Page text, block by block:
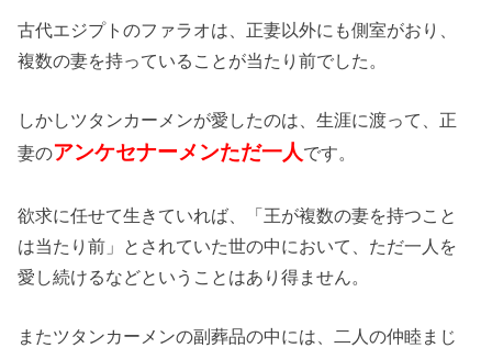
古代エジプトのファラオは、正妻以外にも側室がおり、
複数の妻を持っていることが当たり前でした。
しかしツタンカーメンが愛したのは、生涯に渡って、正
妻のアンケセナーメンただ一人です。
欲求に任せて生きていれば、「王が複数の妻を持つこと
は当たり前」とされていた世の中において、ただ一人を
愛し続けるなどということはあり得ません。
またツタンカーメンの副葬品の中には、二人の仲睦まじ